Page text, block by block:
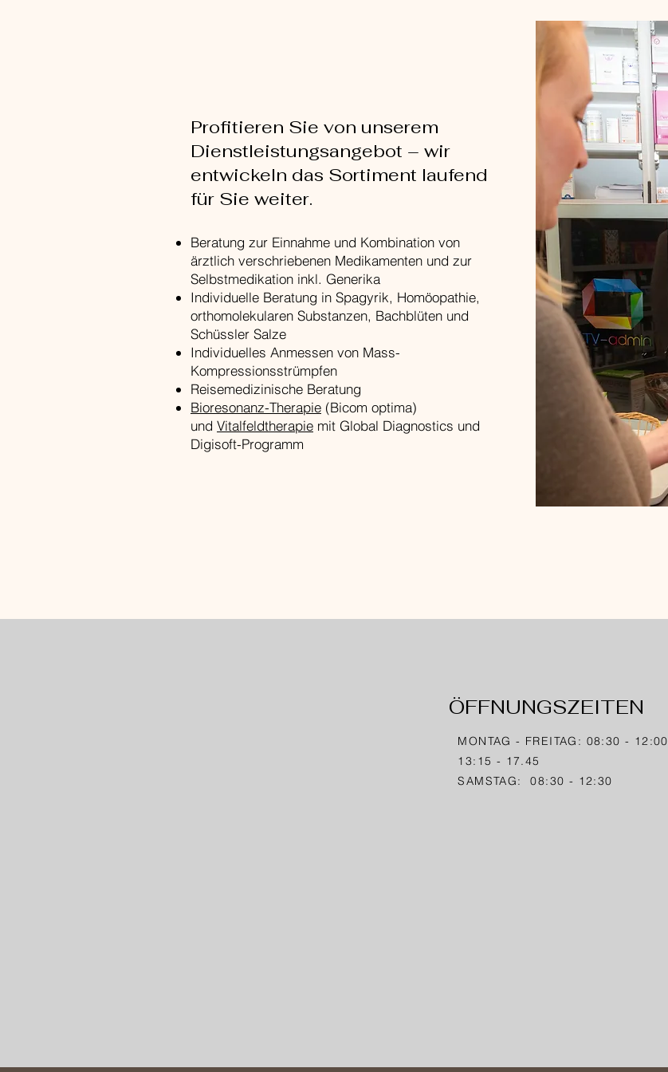
​Profitieren Sie von unserem
Dienstleistungsangebot – wir
entwickeln das Sortiment laufend
für Sie weiter.
Beratung zur Einnahme und Kombination von
ärztlich verschriebenen Medikamenten und zur
Selbstmedikation inkl. Generika
Individuelle Beratung in Spagyrik, Homöopathie,
orthomolekularen Substanzen, Bachblüten und
Schüssler Salze
Individuelles Anmessen von Mass-
Kompressionsstrümpfen
Reisemedizinische Beratung
Bioresonanz-Therapie (Bicom optima)
und Vitalfeldtherapie mit Global Diagnostics und
Digisoft-Programm
ÖFFNUNGSZEITEN
MONTAG - FREITAG: 08:30 - 12:00
13:15 - 17.45
SAMSTAG: 08:30 - 12:30